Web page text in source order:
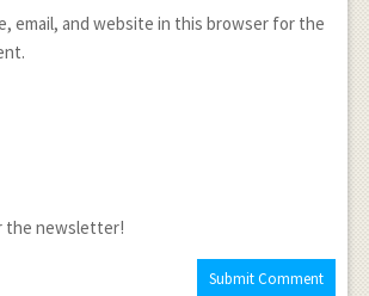
email, and website in this browser for the
the newsletter!